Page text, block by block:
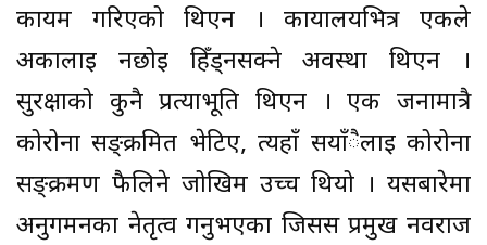
कायम गरिएको थिएन । कार्यालयभित्र एकले
अर्कालाई नछोइ हिँड्नसक्ने अवस्था थिएन ।
सुरक्षाको कुनै प्रत्याभूति थिएन । एक जनामात्रै
कोरोना सङ्क्रमित भेटिए, त्यहाँ सयाँैलाई कोरोना
सङ्क्रमण फैलिने जोखिम उच्च थियो । यसबारेमा
अनुगमनका नेतृत्व गर्नुभएका जिसस प्रमुख नवराज